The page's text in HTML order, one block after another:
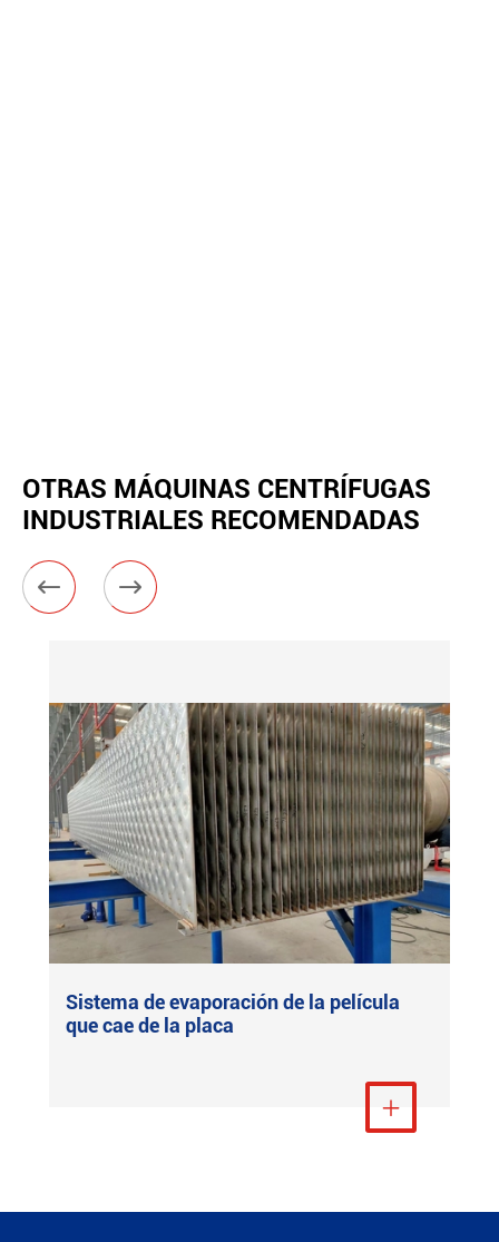
OTRAS MÁQUINAS CENTRÍFUGAS
INDUSTRIALES RECOMENDADAS
 
Sistema de evaporación de la película
que cae de la placa
Ver más
